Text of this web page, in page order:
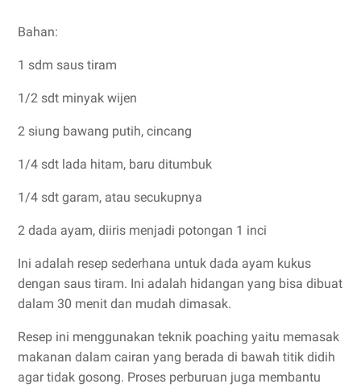
Bahan:
1 sdm saus tiram
1/2 sdt minyak wijen
2 siung bawang putih, cincang
1/4 sdt lada hitam, baru ditumbuk
1/4 sdt garam, atau secukupnya
2 dada ayam, diiris menjadi potongan 1 inci
Ini adalah resep sederhana untuk dada ayam kukus
dengan saus tiram. Ini adalah hidangan yang bisa dibuat
dalam 30 menit dan mudah dimasak.
Resep ini menggunakan teknik poaching yaitu memasak
makanan dalam cairan yang berada di bawah titik didih
agar tidak gosong. Proses perburuan juga membantu